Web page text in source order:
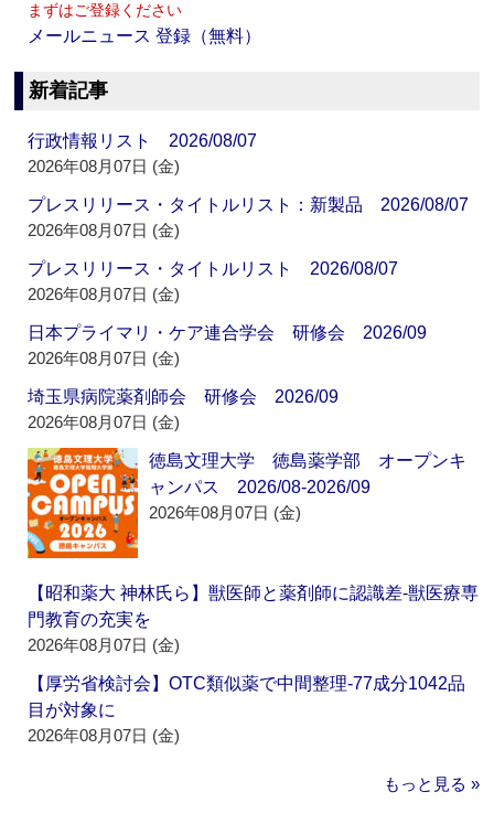
まずはご登録ください
メールニュース 登録（無料）
新着記事
行政情報リスト 2026/08/07
2026年08月07日 (金)
プレスリリース・タイトルリスト：新製品 2026/08/07
2026年08月07日 (金)
プレスリリース・タイトルリスト 2026/08/07
2026年08月07日 (金)
日本プライマリ・ケア連合学会 研修会 2026/09
2026年08月07日 (金)
埼玉県病院薬剤師会 研修会 2026/09
2026年08月07日 (金)
徳島文理大学 徳島薬学部 オープンキ
ャンパス 2026/08-2026/09
2026年08月07日 (金)
【昭和薬大 神林氏ら】獣医師と薬剤師に認識差‐獣医療専
門教育の充実を
2026年08月07日 (金)
【厚労省検討会】OTC類似薬で中間整理‐77成分1042品
目が対象に
2026年08月07日 (金)
もっと見る »